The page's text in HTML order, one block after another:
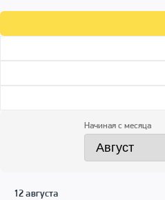
Начиная с месяца
12 августа